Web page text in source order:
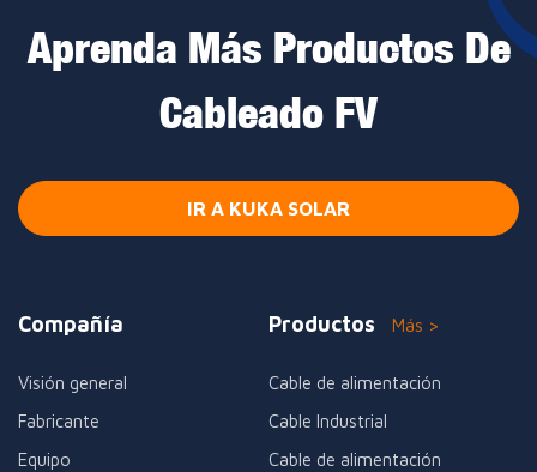
Aprenda Más Productos De
Cableado FV
IR A KUKA SOLAR
Compañía
Visión general
Fabricante
Equipo
Productos Más >
Cable de alimentación
Cable Industrial
Cable de alimentación